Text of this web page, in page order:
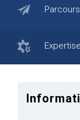
Parcours